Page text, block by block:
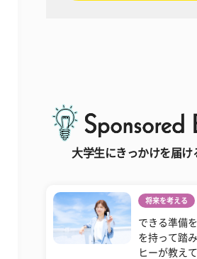
大学生にきっかけを届け
将来を考える
できる準備
を持って踏
ヒーが教え